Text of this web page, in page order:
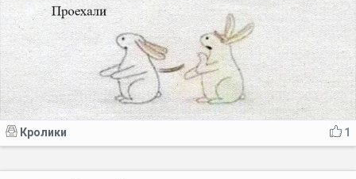
1
Кролики